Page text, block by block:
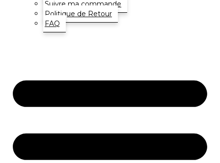
Suivre ma commande
Politique de Retour
FAQ